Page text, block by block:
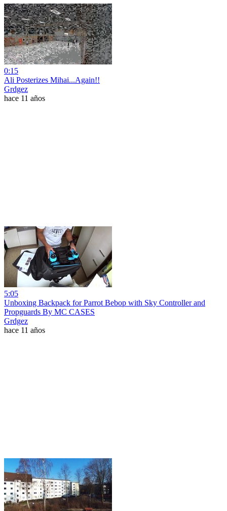
0:15
Ali Posterizes Mihai...Again!!
Grdgez
hace 11 años
5:05
Unboxing Backpack for Parrot Bebop with Sky Controller and
Propguards By MC CASES
Grdgez
hace 11 años